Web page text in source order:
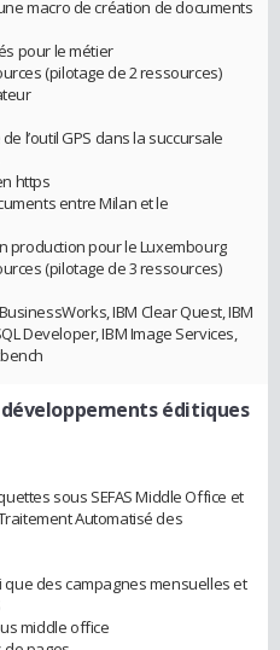
macro de création de documents
pour le métier
(pilotage de 2 ressources)
l’outil GPS dans la succursale
https
entre Milan et le
production pour le Luxembourg
(pilotage de 3 ressources)
IBM Clear Quest, IBM
Developer, IBM Image Services,
éditiques
sous SEFAS Middle Office et
Automatisé des
des campagnes mensuelles et
middle office